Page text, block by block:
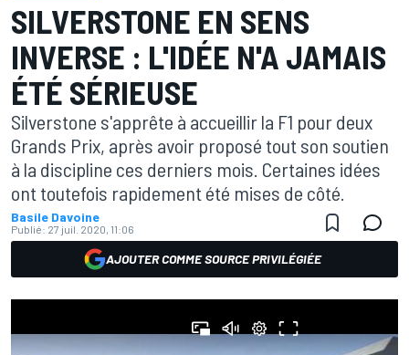
SILVERSTONE EN SENS
INVERSE : L'IDÉE N'A JAMAIS
ÉTÉ SÉRIEUSE
Silverstone s'apprête à accueillir la F1 pour deux
Grands Prix, après avoir proposé tout son soutien
à la discipline ces derniers mois. Certaines idées
ont toutefois rapidement été mises de côté.
Basile Davoine
Publié: 27 juil. 2020, 11:06
AJOUTER COMME SOURCE PRIVILÉGIÉE